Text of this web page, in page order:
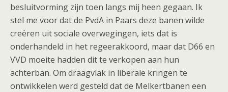
besluitvorming zijn toen langs mij heen gegaan. Ik
stel me voor dat de PvdA in Paars deze banen wilde
creëren uit sociale overwegingen, iets dat is
onderhandeld in het regeerakkoord, maar dat D66 en
VVD moeite hadden dit te verkopen aan hun
achterban. Om draagvlak in liberale kringen te
ontwikkelen werd gesteld dat de Melkertbanen een